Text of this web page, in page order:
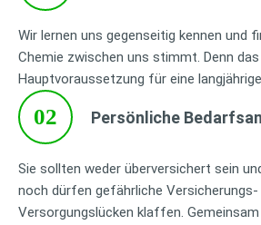
Wir lernen uns gegenseitig kennen und
Chemie zwischen uns stimmt. Denn
Hauptvoraussetzung für eine
02 Persönliche
Sie sollten weder überversichert sein
noch dürfen gefährliche
Versorgungslücken klaffen.